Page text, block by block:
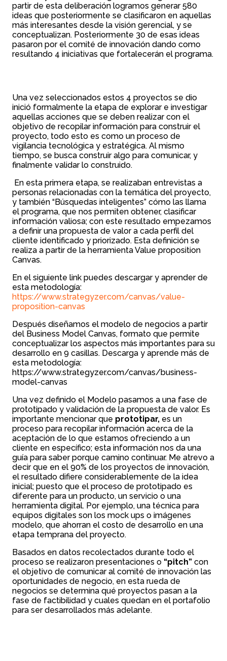
partir de esta deliberación logramos generar 580
ideas que posteriormente se clasificaron en aquellas
más interesantes desde la visión gerencial, y se
conceptualizan. Posteriormente 30 de esas ideas
pasaron por el comité de innovación dando como
resultando 4 iniciativas que fortalecerán el programa.
Una vez seleccionados estos 4 proyectos se dio
inició formalmente la etapa de explorar e investigar
aquellas acciones que se deben realizar con el
objetivo de recopilar información para construir el
proyecto, todo esto es como un proceso de
vigilancia tecnológica y estratégica. Al mismo
tiempo, se busca construir algo para comunicar, y
finalmente validar lo construido.
En esta primera etapa, se realizaban entrevistas a
personas relacionadas con la temática del proyecto,
y también “Búsquedas inteligentes” cómo las llama
el programa, que nos permiten obtener, clasificar
información valiosa; con este resultado empezamos
a definir una propuesta de valor a cada perfil del
cliente identificado y priorizado. Esta definición se
realiza a partir de la herramienta Value proposition
Canvas.
En el siguiente link puedes descargar y aprender de
esta metodología:
https://www.strategyzer.com/canvas/value-
proposition-canvas
Después diseñamos el modelo de negocios a partir
del Business Model Canvas, formato que permite
conceptualizar los aspectos más importantes para su
desarrollo en 9 casillas. Descarga y aprende más de
esta metodología:
https://www.strategyzer.com/canvas/business-
model-canvas
Una vez definido el Modelo pasamos a una fase de
prototipado y validación de la propuesta de valor. Es
importante mencionar que prototipar, es un
proceso para recopilar información acerca de la
aceptación de lo que estamos ofreciendo a un
cliente en específico; esta información nos da una
guía para saber porque camino continuar. Me atrevo a
decir que en el 90% de los proyectos de innovación,
el resultado difiere considerablemente de la idea
inicial; puesto que el proceso de prototipado es
diferente para un producto, un servicio o una
herramienta digital. Por ejemplo, una técnica para
equipos digitales son los mock ups o imágenes
modelo, que ahorran el costo de desarrollo en una
etapa temprana del proyecto.
Basados en datos recolectados durante todo el
proceso se realizaron presentaciones o “pitch” con
el objetivo de comunicar al comité de innovación las
oportunidades de negocio, en esta rueda de
negocios se determina qué proyectos pasan a la
fase de factibilidad y cuales quedan en el portafolio
para ser desarrollados más adelante.